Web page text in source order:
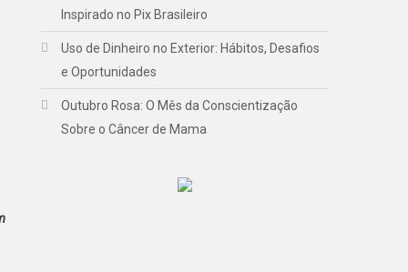
Inspirado no Pix Brasileiro
Uso de Dinheiro no Exterior: Hábitos, Desafios
e Oportunidades
Outubro Rosa: O Mês da Conscientização
Sobre o Câncer de Mama